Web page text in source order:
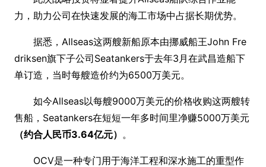
力，助力公司在快速发展的海工市场中占据长期优势。
据悉，Allseas这两艘新船原本由挪威船王John Fre
driksen旗下子公司Seatankers于去年3月在武昌造船下
单订造，当时每艘造价约为6500万美元。
如今Allseas以每艘9000万美元的价格收购这两艘转
售船，Seatankers在短短一年多时间里净赚5000万美元
（约合人民币3.64亿元） 。
OCV是一种专门用于海洋工程和深水施工的重型作